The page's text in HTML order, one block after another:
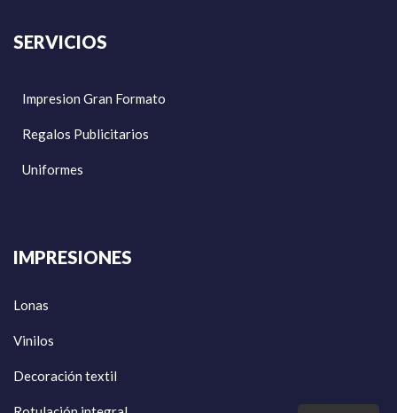
SERVICIOS
Impresion Gran Formato
Regalos Publicitarios
Uniformes
IMPRESIONES
Lonas
Vinilos
Decoración textil